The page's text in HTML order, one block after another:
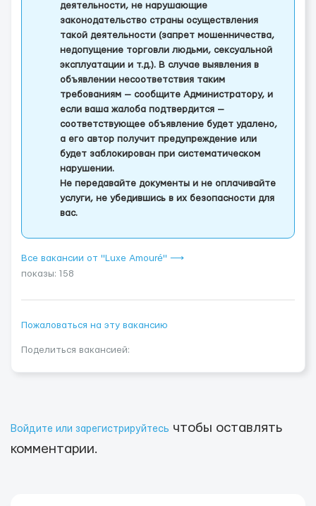
деятельности, не нарушающие
законодательство страны осуществления
такой деятельности (запрет мошенничества,
недопущение торговли людьми, сексуальной
эксплуатации и т.д.). В случае выявления в
объявлении несоответствия таким
требованиям — сообщите Администратору, и
если ваша жалоба подтвердится —
соответствующее объявление будет удалено,
а его автор получит предупреждение или
будет заблокирован при систематическом
нарушении.
Не передавайте документы и не оплачивайте
услуги, не убедившись в их безопасности для
вас.
Все вакансии от "Luxe Amouré" ⟶
показы: 158
Пожаловаться на эту вакансию
Поделиться вакансией:
Войдите или зарегистрируйтесь чтобы оставлять
комментарии.